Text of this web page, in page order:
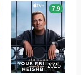
2025
7.9